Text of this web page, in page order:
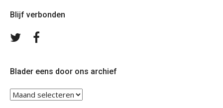
Blijf verbonden
Volg
Blader eens door ons archief
Blader